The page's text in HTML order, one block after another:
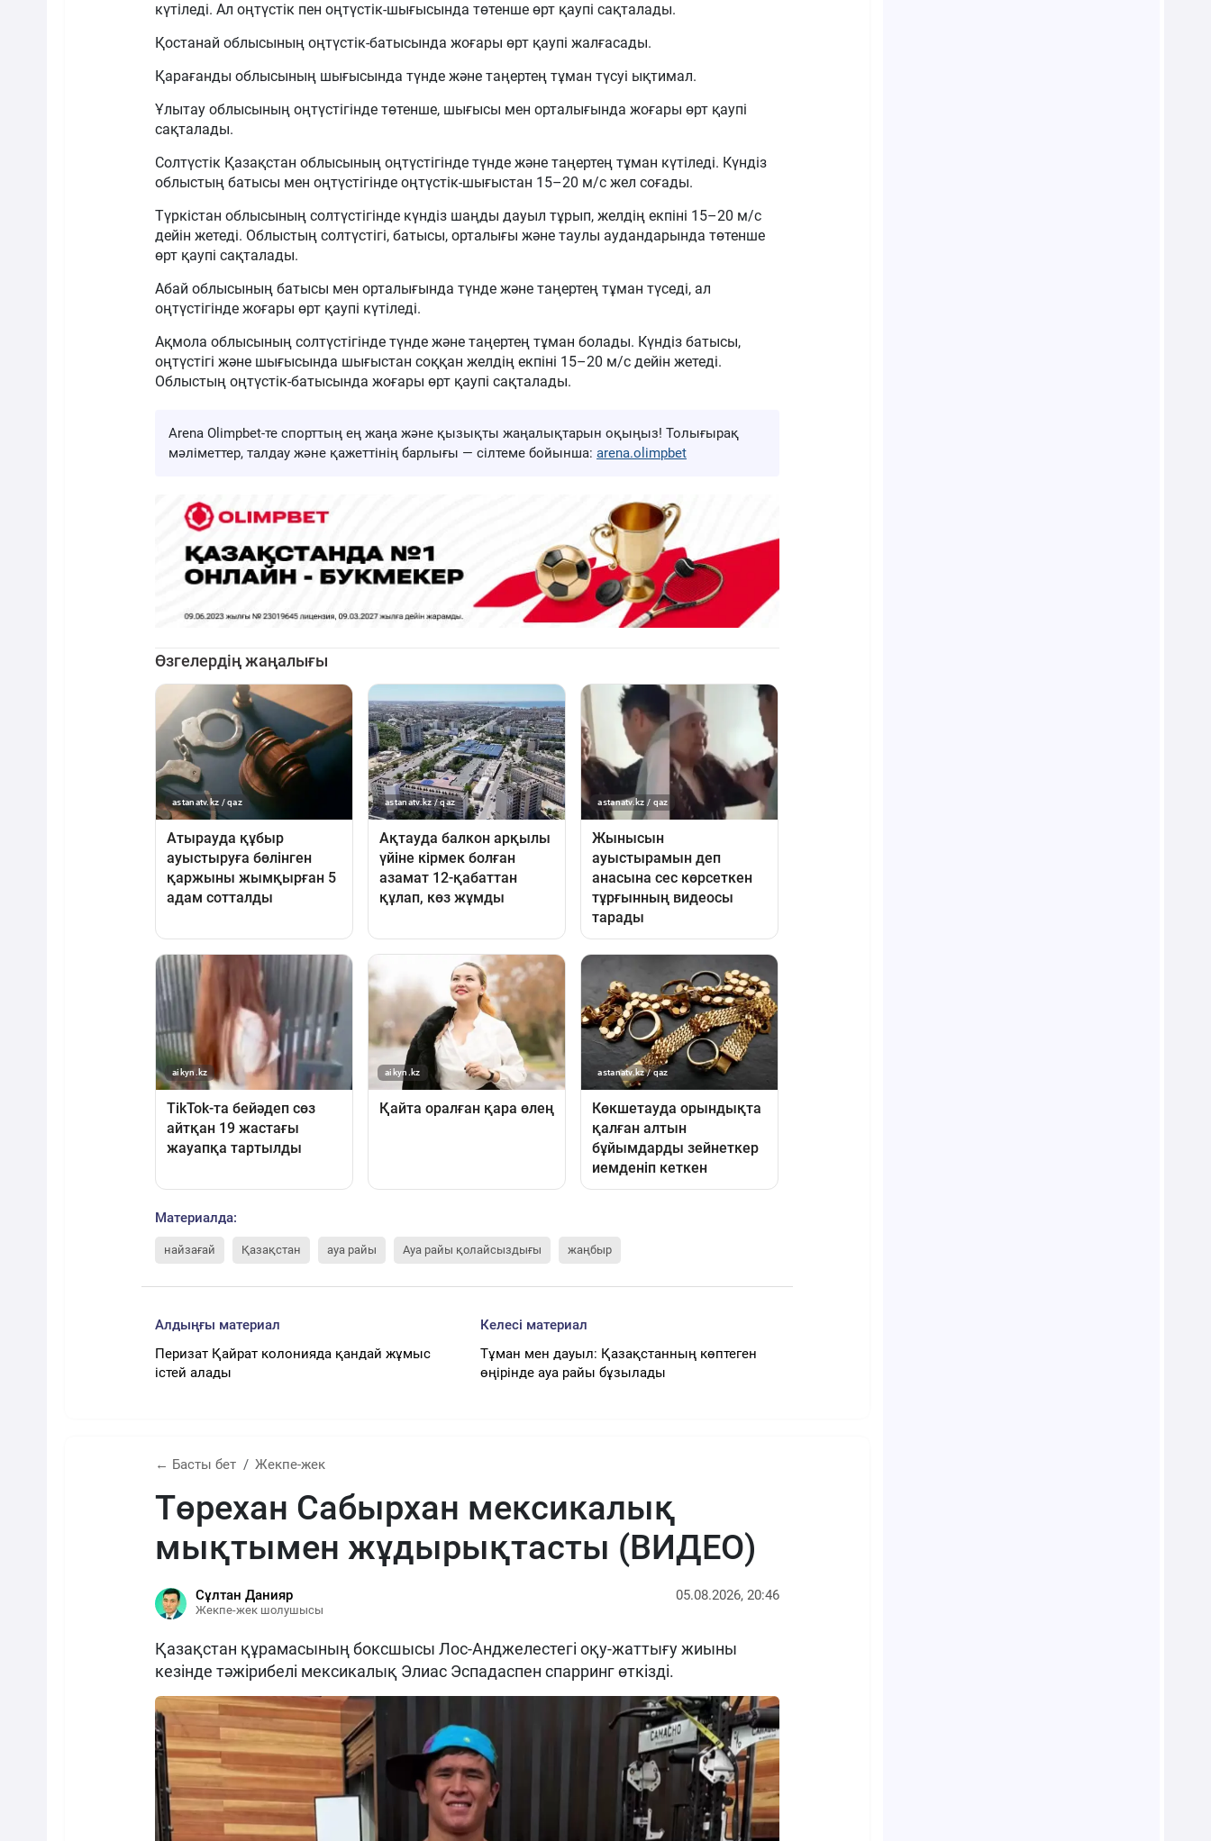
күтіледі. Ал оңтүстік пен оңтүстік-шығысында төтенше өрт қаупі сақталады.
Қостанай облысының оңтүстік-батысында жоғары өрт қаупі жалғасады.
Қарағанды облысының шығысында түнде және таңертең тұман түсуі ықтимал.
Ұлытау облысының оңтүстігінде төтенше, шығысы мен орталығында жоғары өрт қаупі
сақталады.
Солтүстік Қазақстан облысының оңтүстігінде түнде және таңертең тұман күтіледі. Күндіз
облыстың батысы мен оңтүстігінде оңтүстік-шығыстан 15–20 м/с жел соғады.
Түркістан облысының солтүстігінде күндіз шаңды дауыл тұрып, желдің екпіні 15–20 м/с
дейін жетеді. Облыстың солтүстігі, батысы, орталығы және таулы аудандарында төтенше
өрт қаупі сақталады.
Абай облысының батысы мен орталығында түнде және таңертең тұман түседі, ал
оңтүстігінде жоғары өрт қаупі күтіледі.
Ақмола облысының солтүстігінде түнде және таңертең тұман болады. Күндіз батысы,
оңтүстігі және шығысында шығыстан соққан желдің екпіні 15–20 м/с дейін жетеді.
Облыстың оңтүстік-батысында жоғары өрт қаупі сақталады.
Arena Olimpbet-те спорттың ең жаңа және қызықты жаңалықтарын оқыңыз! Толығырақ
мәліметтер, талдау және қажеттінің барлығы — сілтеме бойынша: arena.olimpbet
Материалда:
найзағай Қазақстан ауа райы Ауа райы қолайсыздығы жаңбыр
Алдыңғы материал
Перизат Қайрат колонияда қандай жұмыс
істей алады
Келесі материал
Тұман мен дауыл: Қазақстанның көптеген
өңірінде ауа райы бұзылады
← Басты бет Жекпе-жек
Төрехан Сабырхан мексикалық
мықтымен жұдырықтасты (ВИДЕО)
Сұлтан Данияр
Жекпе-жек шолушысы
05.08.2026, 20:46
Қазақстан құрамасының боксшысы Лос-Анджелестегі оқу-жаттығу жиыны
кезінде тәжірибелі мексикалық Элиас Эспадаспен спарринг өткізді.